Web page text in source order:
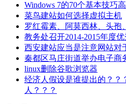
Windows 7的70个基本技巧
菜鸟建站如何选择虚拟主机
罗红霉素、阿莫西林、头孢
教务处召开2014-2015年度
西安建站应当是注意网站对
秦都区马庄街道举办电子商
linux删除谷歌浏览器
经济人假设是谁提出的？？
人？？？